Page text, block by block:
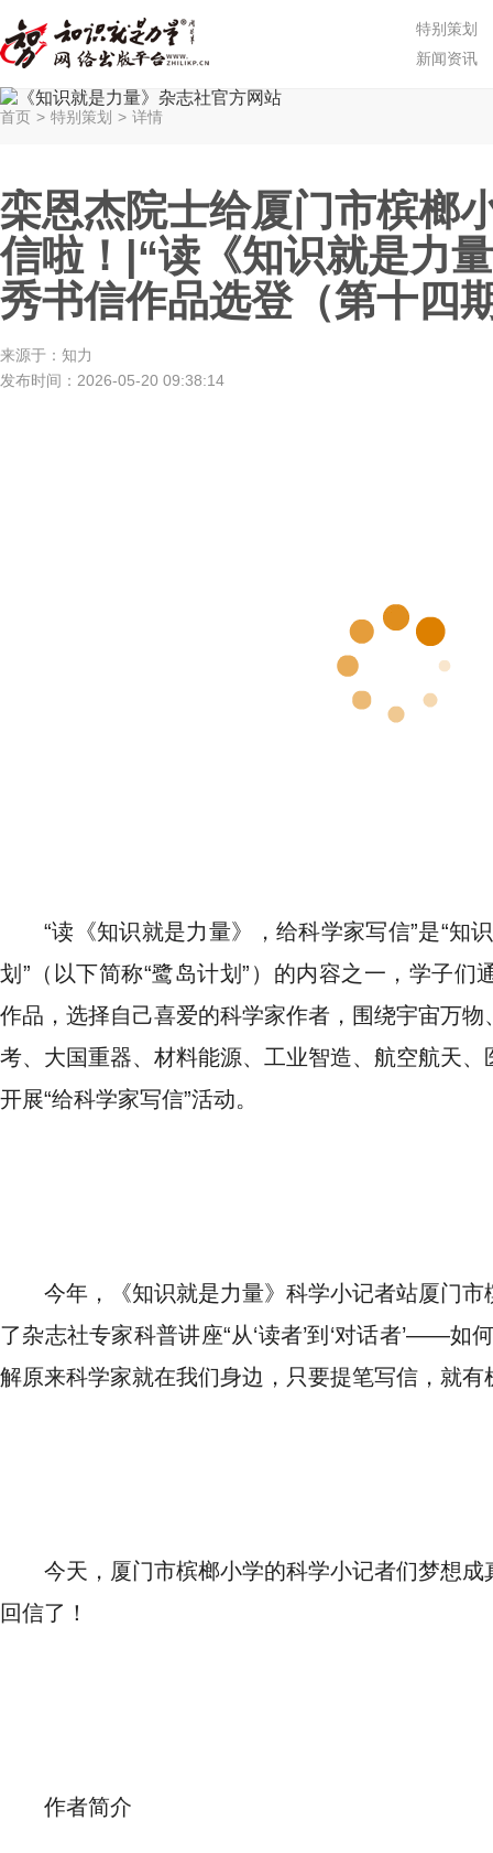
特别策划
新闻资讯
首页 > 特别策划 > 详情
栾恩杰院士给厦门市槟榔
信啦！|“读《知识就是力
秀书信作品选登（第十四
来源于： 知力
发布时间： 2026-05-20 09:38:14
“读《知识就是力量》，给科学家写信”是“知
划”（以下简称“鹭岛计划”）的内容之一，学子
作品，选择自己喜爱的科学家作者，围绕宇宙万
考、大国重器、材料能源、工业智造、航空航天
开展“给科学家写信”活动。
今年，《知识就是力量》科学小记者站厦门
了杂志社专家科普讲座“从‘读者’到‘对话者’——如
解原来科学家就在我们身边，只要提笔写信，就
今天，厦门市槟榔小学的科学小记者们梦想
回信了！
作者简介